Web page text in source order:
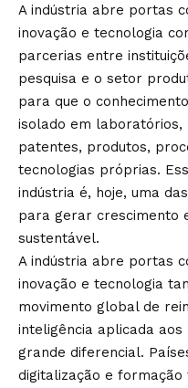
A indústria abre portas
inovação e tecnologia
parcerias entre
pesquisa e o setor
para que o
isolado em laboratórios,
patentes, produtos,
tecnologias próprias.
indústria é, hoje, uma
para gerar crescimento
sustentável.
A indústria abre portas
inovação e tecnologia
movimento global de
inteligência aplicada
grande diferencial.
digitalização e